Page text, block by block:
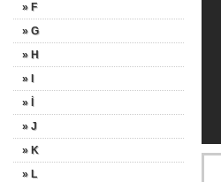
» F
» G
» H
» I
» İ
» J
» K
» L